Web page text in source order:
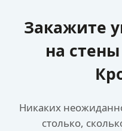
Закажите
на
Никаких
столько,